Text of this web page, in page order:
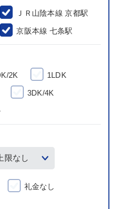
ＪＲ山陰本線 京都駅
京阪本線 七条駅
2K 1LDK
3DK/4K
礼金なし